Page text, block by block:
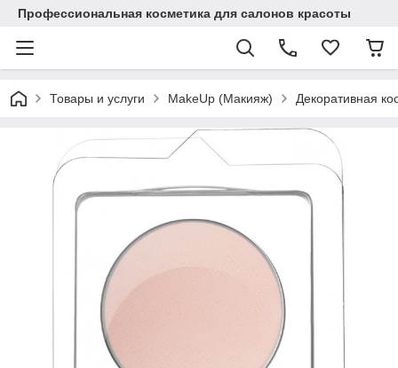
Профессиональная косметика для салонов красоты
Товары и услуги MakeUp (Макияж) Декоративная